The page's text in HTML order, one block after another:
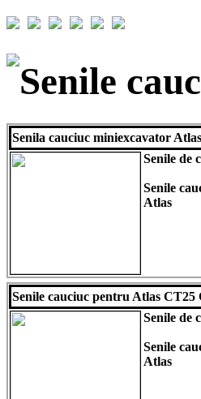
Senile
Senila cauciuc miniexcavator Atlas
Senile de
Senile
Atlas
Senile cauciuc pentru Atlas
Senile de
Senile
Atlas